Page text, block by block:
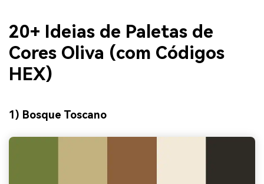
20+ Ideias de Paletas de
Cores Oliva (com Códigos
HEX)
1) Bosque Toscano